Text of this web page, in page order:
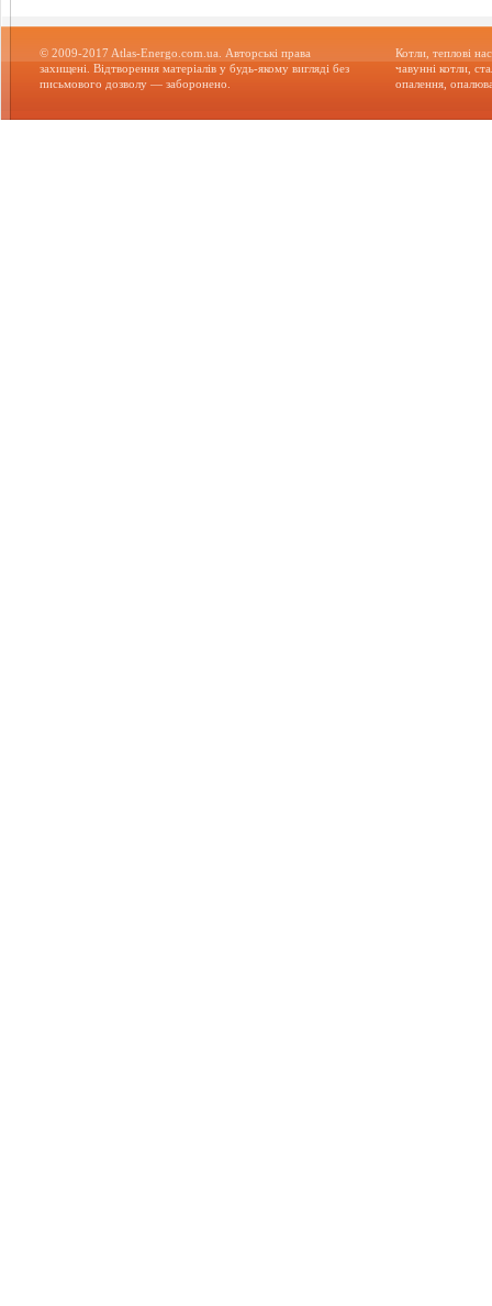
© 2009-2017 Atlas-Energo.com.ua. Авторські права
захищені. Відтворення матеріалів у будь-якому вигляді без
письмового дозволу — заборонено.
Котли, теплові
чавунні котли,
опалення,